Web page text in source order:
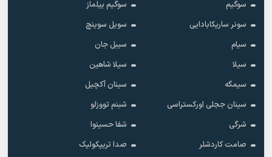
سوگیم
سوگیم ییلماز
سونر ساریکابادایی
سویل سوینچ
سیام
سیبل جان
سیلا
سیلا شاهین
سیمگه
سینان آکچیل
سینان ججلی اورکستراسی
شبنم تووزلو
شرگی
شفا حسینوا
صامت کاردشلر
صدا تریپکولیک